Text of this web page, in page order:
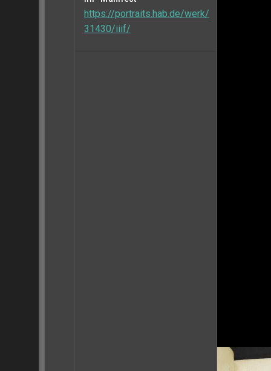
https://portraits.hab.de/werk/
31430/iiif/